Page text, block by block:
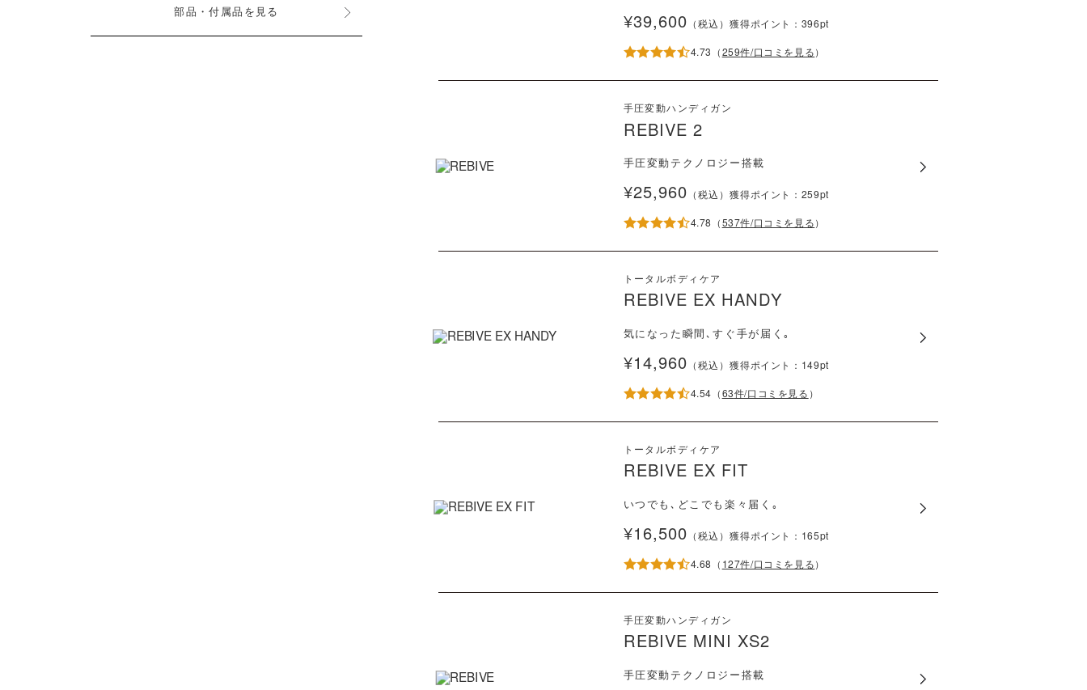
部品・付属品を見る ¥39,600 （税込）獲得ポイント： 396pt
4.73 （259件/口コミを見る）
手圧変動ハンディガン
REBIVE 2
手圧変動テクノロジー搭載
¥25,960 （税込）獲得ポイント： 259pt
4.78 （537件/口コミを見る）
トータルボディケア
REBIVE EX HANDY
気になった瞬間､すぐ手が届く｡
¥14,960 （税込）獲得ポイント： 149pt
4.54 （63件/口コミを見る ）
トータルボディケア
REBIVE EX FIT
いつでも､どこでも楽々届く｡
¥16,500 （税込）獲得ポイント： 165pt
4.68 （ 127件/口コミを見る）
手圧変動ハンディガン
REBIVE MINI XS2
手圧変動テクノロジー搭載